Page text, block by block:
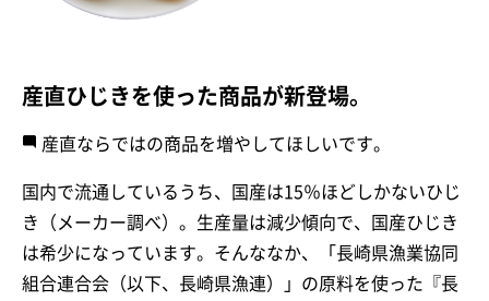
産直ひじきを使った商品が新登場。
産直ならではの商品を増やしてほしいです。
国内で流通しているうち、国産は15％ほどしかないひじ
き（メーカー調べ）。生産量は減少傾向で、国産ひじき
は希少になっています。そんななか、「長崎県漁業協同
組合連合会（以下、長崎県漁連）」の原料を使った『長